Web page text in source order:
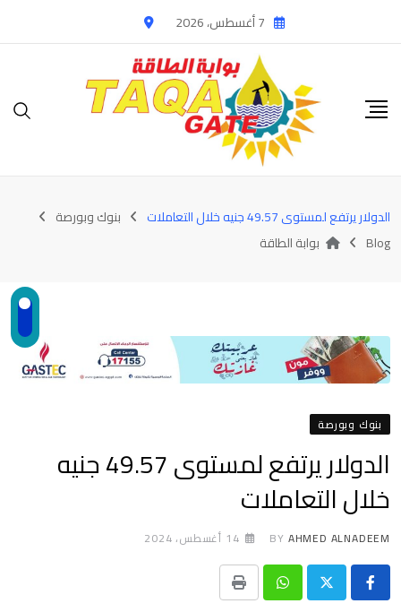
to
7 أغسطس، 2026
الدولار يرتفع لمستوى 49.57 جنيه خلال التعاملات
بنوك وبورصة
Blog
بوابة الطاقة
بنوك وبورصة
الدولار يرتفع لمستوى 49.57 جنيه
خلال التعاملات
BY AHMED ALNADEEM 14 أغسطس، 2024
Whatsapp
Print